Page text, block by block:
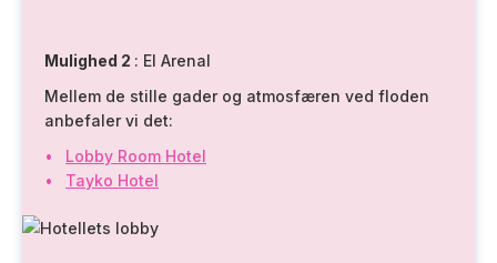
Mulighed 2 : El Arenal
Mellem de stille gader og atmosfæren ved floden
anbefaler vi det:
Lobby Room Hotel
Tayko Hotel